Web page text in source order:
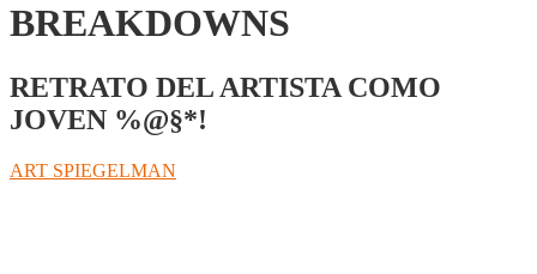
BREAKDOWNS
RETRATO DEL ARTISTA COMO
JOVEN %@§*!
ART SPIEGELMAN